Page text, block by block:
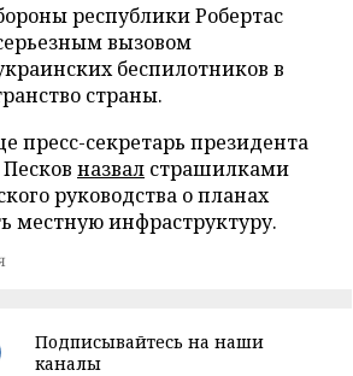
республики Робертас
вызовом
беспилотников в
страны.
пресс-секретарь президента
назвал страшилками
руководства о планах
местную инфраструктуру.
Подписывайтесь на наши
каналы